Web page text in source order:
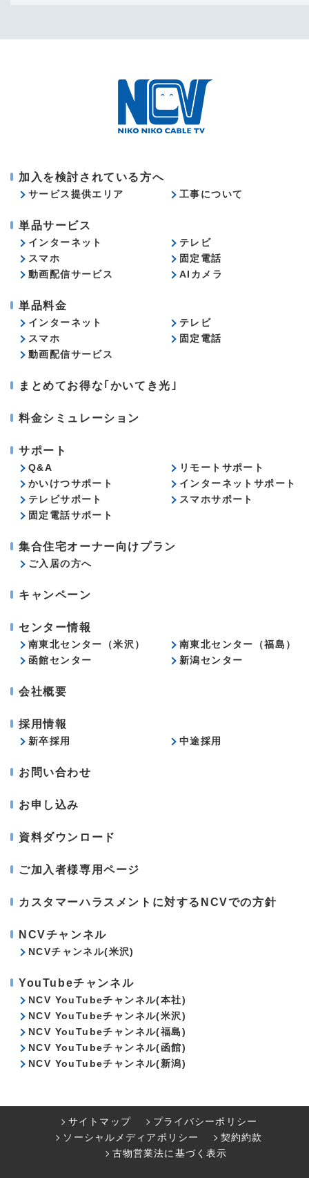
加入を検討されている方へ
サービス提供エリア 工事について
単品サービス
インターネット
テレビ
スマホ
固定電話
動画配信サービス
AIカメラ
単品料金
インターネット
テレビ
スマホ
固定電話
動画配信サービス
まとめてお得な｢かいてき光｣
料金シミュレーション
サポート
Q&A
リモートサポート
かいけつサポート
インターネットサポート
テレビサポート
スマホサポート
固定電話サポート
集合住宅オーナー向けプラン
ご入居の方へ
キャンペーン
センター情報
南東北センター（米沢）
南東北センター（福島）
函館センター
新潟センター
会社概要
採用情報
新卒採用 中途採用
お問い合わせ
お申し込み
資料ダウンロード
ご加入者様専用ページ
カスタマーハラスメントに対するNCVでの方針
NCVチャンネル
NCVチャンネル(米沢)
YouTubeチャンネル
NCV YouTubeチャンネル(本社)
NCV YouTubeチャンネル(米沢)
NCV YouTubeチャンネル(福島)
NCV YouTubeチャンネル(函館)
NCV YouTubeチャンネル(新潟)
サイトマップ
プライバシーポリシー
ソーシャルメディアポリシー
契約約款
古物営業法に基づく表示